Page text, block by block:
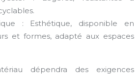
: Esthétique, disponible en
et formes, adapté aux espaces
dépendra des exigences